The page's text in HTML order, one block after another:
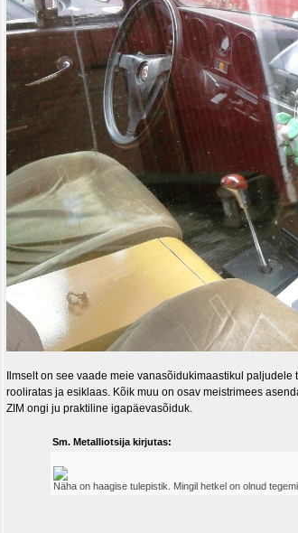
Ilmselt on see vaade meie vanasõidukimaastikul
rooliratas ja esiklaas. Kõik muu on osav meistrimees
ZIM ongi ju praktiline igapäevasõiduk.
Sm. Metalliotsija kirjutas:
Näha on haagise tulepistik. Mingil hetkel on olnud